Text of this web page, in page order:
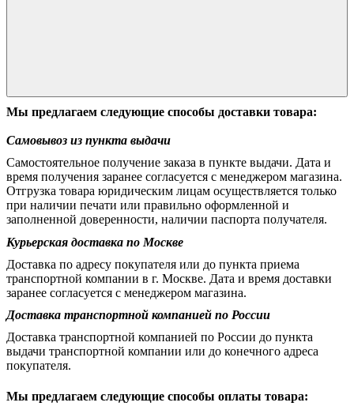
Мы предлагаем следующие способы доставки товара:
Самовывоз из пункта выдачи
Самостоятельное получение заказа в пункте выдачи. Дата и
время получения заранее согласуется с менеджером магазина.
Отгрузка товара юридическим лицам осуществляется только
при наличии печати или правильно оформленной и
заполненной доверенности, наличии паспорта получателя.
Курьерская доставка по Москве
Доставка по адресу покупателя или до пункта приема
транспортной компании в г. Москве. Дата и время доставки
заранее согласуется с менеджером магазина.
Доставка транспортной компанией по России
Доставка транспортной компанией по России до пункта
выдачи транспортной компании или до конечного адреса
покупателя.
Мы предлагаем следующие способы оплаты товара: